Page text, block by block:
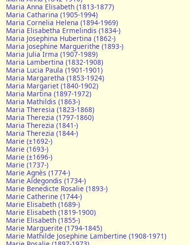
Maria Anna Elisabeth (1813-1877)
Maria Catharina (1905-1994)
Maria Cornelia Helena (1894-1969)
Maria Elisabetha Ermelindis (1834-)
Maria Josephina Hubertina (1862-)
Maria Josephine Marguerithe (1893-)
Maria Julia Irma (1907-1989)
Maria Lambertina (1832-1908)
Maria Lucia Paula (1901-1901)
Maria Margaretha (1853-1924)
Maria Margariet (1840-1902)
Maria Martina (1897-1972)
Maria Mathildis (1863-)
Maria Theresia (1823-1868)
Maria Therezia (1797-1860)
Maria Therezia (1841-)
Maria Therezia (1844-)
Marie (±1692-)
Marie (1693-)
Marie (±1696-)
Marie (1737-)
Marie Agnès (1774-)
Marie Aldegondis (1734-)
Marie Benedicte Rosalie (1893-)
Marie Catherine (1744-)
Marie Elisabeth (1689-)
Marie Elisabeth (1819-1900)
Marie Elisabeth (1855-)
Marie Marguerite (1794-1845)
Marie Mathilde Josephine Lambertine (1908-1971)